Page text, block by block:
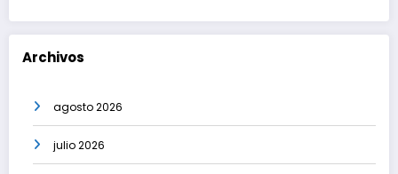
Archivos
agosto 2026
julio 2026